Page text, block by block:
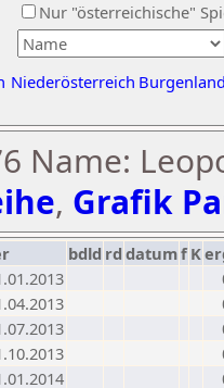
Nur "österreichische"
Niederösterreich Burgenland
Name:
, Grafik
bdld rd datumf K